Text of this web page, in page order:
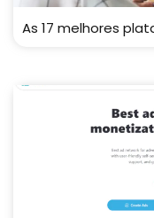
As 17 melhores